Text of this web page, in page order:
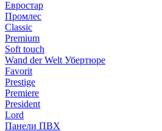
Евростар
Промлес
Classic
Premium
Soft touch
Wand der Welt Убертюре
Favorit
Prestige
Premiere
President
Lord
Панели ПВХ